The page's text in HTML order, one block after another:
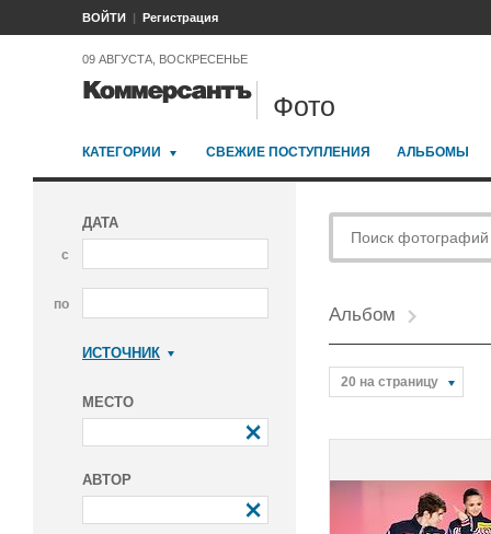
ВОЙТИ Регистрация
09 АВГУСТА, ВОСКРЕСЕНЬЕ
Фото
КАТЕГОРИИ СВЕЖИЕ ПОСТУПЛЕНИЯ АЛЬБОМЫ
ДАТА
с
по
ИСТОЧНИК
МЕСТО
АВТОР
Альбом
20 на страницу